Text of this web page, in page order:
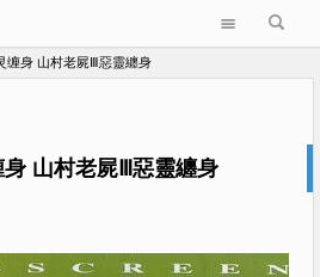
缠身 山村老屍Ⅲ惡靈纏身
山村老屍Ⅲ惡靈纏身